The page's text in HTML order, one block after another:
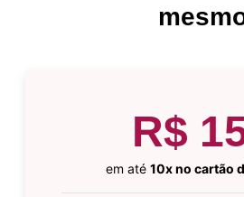
R$
em até 10x no cartão